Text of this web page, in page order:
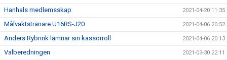
Hanhals medlemsskap 2021-04-20 11:35
Målvaktstränare U16RS-J20 2021-04-06 20:52
Anders Rybrink lämnar sin kassörroll 2021-04-06 20:13
Valberedningen 2021-03-30 22:11